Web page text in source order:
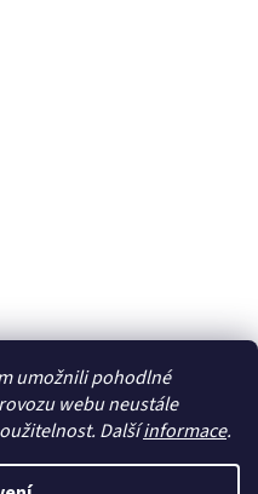
umožnili pohodlné
webu neustále
Dalšíinformace.